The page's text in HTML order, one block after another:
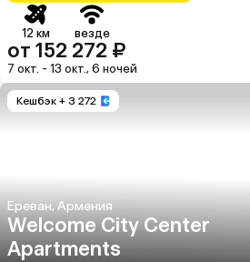
12 км везде
от 152 272 ₽
7 окт. - 13 окт., 6 ночей
Кешбэк + 3 272
Ереван, Армения
Welcome City Center
Apartments